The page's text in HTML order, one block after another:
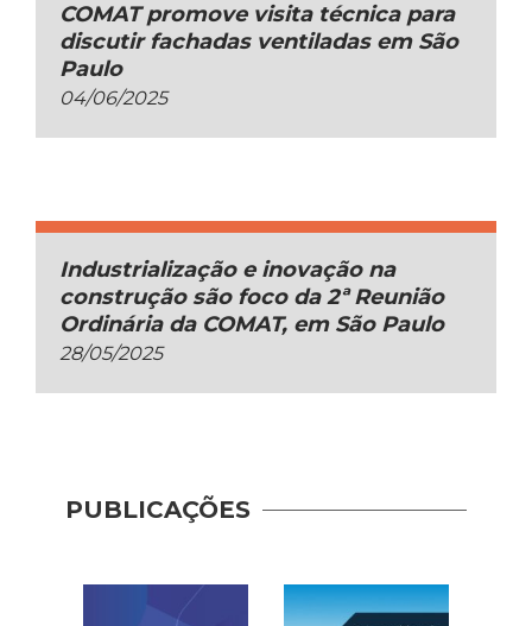
COMAT promove visita técnica para
discutir fachadas ventiladas em São
Paulo
04/06/2025
Industrialização e inovação na
construção são foco da 2ª Reunião
Ordinária da COMAT, em São Paulo
28/05/2025
PUBLICAÇÕES